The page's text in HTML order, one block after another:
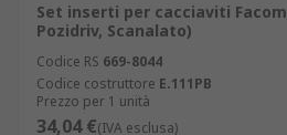
Set inserti per cacciaviti
Pozidriv, Scanalato)
Codice RS 669-8044
Codice costruttore E.111PB
Prezzo per 1 unità
34,04 €(IVA esclusa)